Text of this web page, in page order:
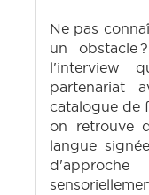
Ne pas
un obstacle
l'interview
partenariat
catalogue de
on retrouve
langue